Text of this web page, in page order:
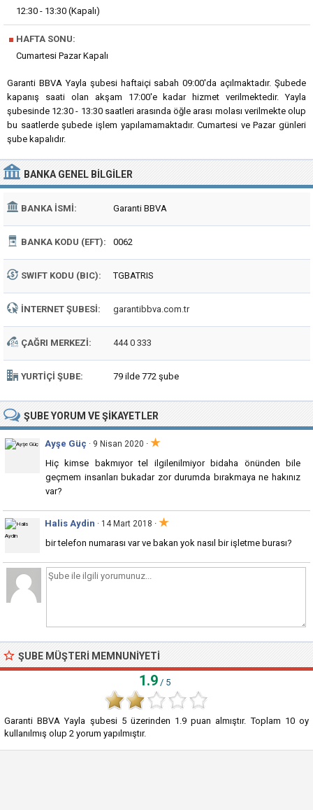
12:30 - 13:30 (Kapalı)
■ HAFTA SONU:
Cumartesi Pazar Kapalı
Garanti BBVA Yayla şubesi haftaiçi sabah 09:00'da açılmaktadır. Şubede
kapanış saati olan akşam 17:00'e kadar hizmet verilmektedir. Yayla
şubesinde 12:30 - 13:30 saatleri arasında öğle arası molası verilmekte olup
bu saatlerde şubede işlem yapılamamaktadır. Cumartesi ve Pazar günleri
şube kapalıdır.
BANKA GENEL BILGILER
BANKA İSMI: Garanti BBVA
BANKA KODU (EFT): 0062
SWIFT KODU (BIC): TGBATRIS
İNTERNET ŞUBESI: garantibbva.com.tr
ÇAĞRI MERKEZI: 444 0 333
YURTIÇI ŞUBE: 79 ilde 772 şube
ŞUBEYORUM VE ŞIKAYETLER
Ayşe Güç · 9 Nisan 2020 · ★
Hiç kimse bakmıyor tel ilgilenilmiyor bidaha önünden bile
geçmem insanları bukadar zor durumda bırakmaya ne hakınız
var?
Halis Aydin · 14 Mart 2018 · ★
bir telefon numarası var ve bakan yok nasıl bir işletme burası?
ŞUBE MÜŞTERI MEMNUNIYETI
1.9 / 5
Garanti BBVA Yayla şubesi 5üzerinden 1.9 puan almıştır. Toplam 10oy
kullanılmış olup 2 yorum yapılmıştır.